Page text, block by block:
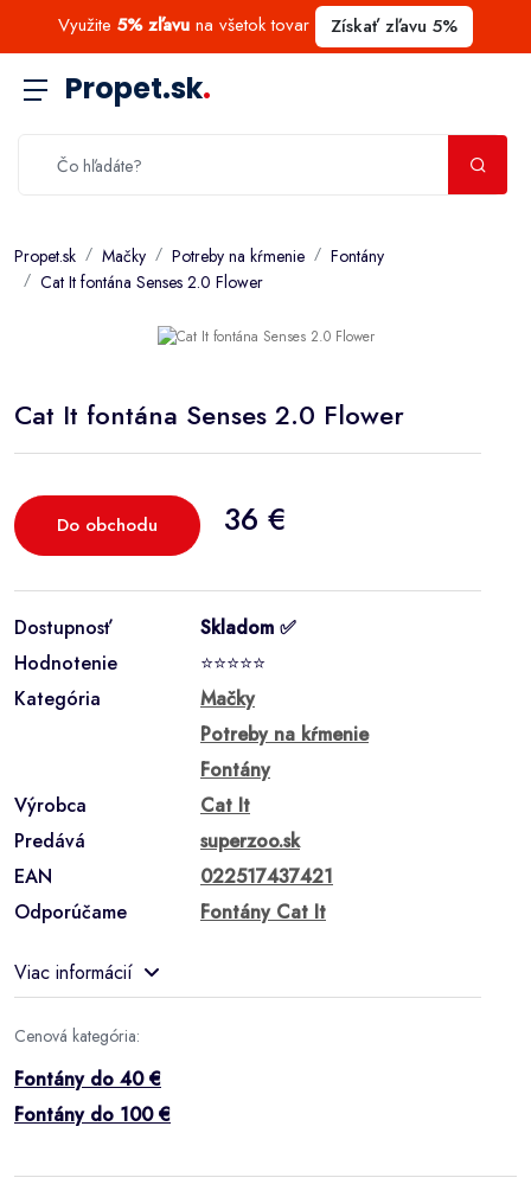
Využite 5% zľavu na všetok tovar Získať zľavu 5%
Propet.sk.
Propet.sk Mačky Potreby na kŕmenie
Fontány
Cat It fontána Senses 2.0 Flower
Cat It fontána Senses 2.0 Flower
Do obchodu 36 €
Dostupnosť
Skladom ✅
Hodnotenie
⭐⭐⭐⭐⭐
Kategória
Mačky
Potreby na kŕmenie
Fontány
Výrobca
Cat It
Predává
superzoo.sk
EAN
022517437421
Odporúčame
Fontány Cat It
Viac informácií
Cenová kategória:
Fontány do 40 €
Fontány do 100 €